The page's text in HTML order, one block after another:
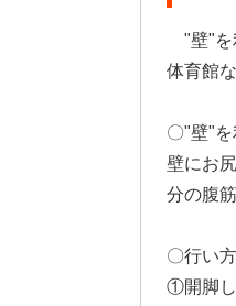
"壁"
体育館
〇"壁"を
壁にお
分の腹
〇行い方
①開脚し